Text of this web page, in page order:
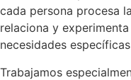
cada persona procesa
relaciona y
necesidades
Trabajamos